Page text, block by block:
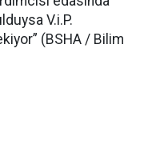
V.i.P.
(BSHA / Bilim